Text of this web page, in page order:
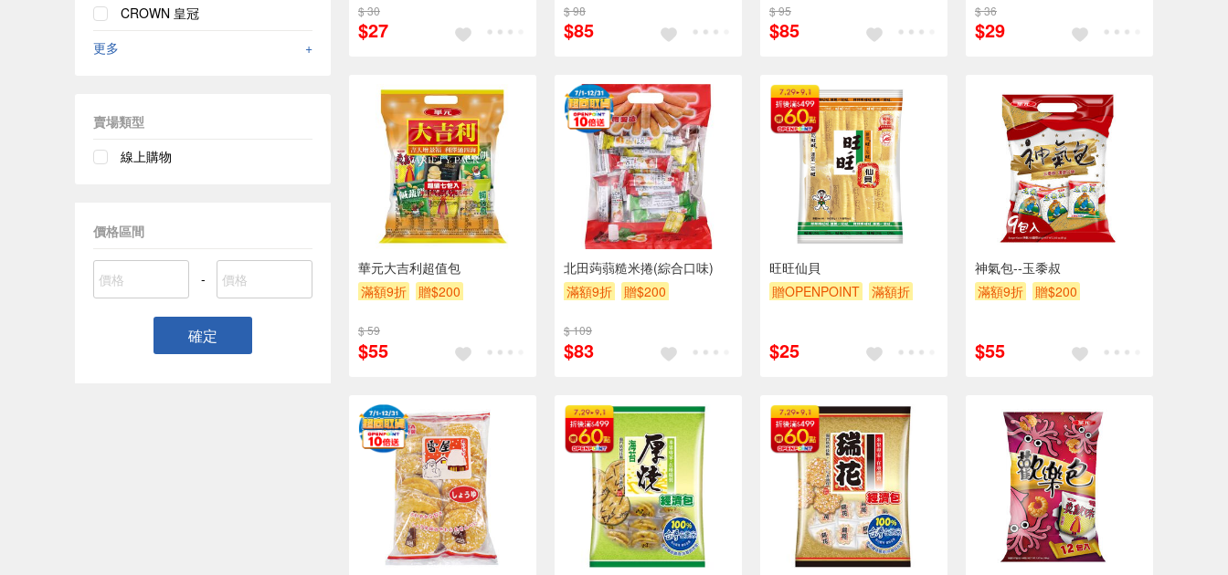
CROWN 皇冠
更多
+
賣場類型
線上購物
價格區間
-
確定
$ 30
$27
$ 98
$85
$ 95
$85
$ 36
$29
華元大吉利超值包
滿額9折
贈$200
$ 59
$55
北田蒟蒻糙米捲(綜合口味)
滿額9折
贈$200
$ 109
$83
旺旺仙貝
贈OPENPOINT
滿額折
$25
神氣包--玉黍叔
滿額9折
贈$200
$55